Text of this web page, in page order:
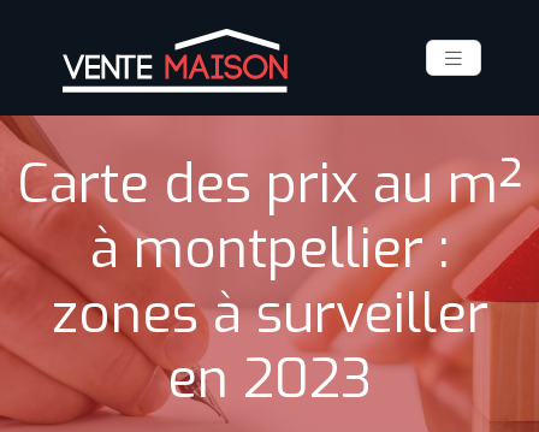
Carte des prix au m²
à montpellier :
zones à surveiller
en 2023